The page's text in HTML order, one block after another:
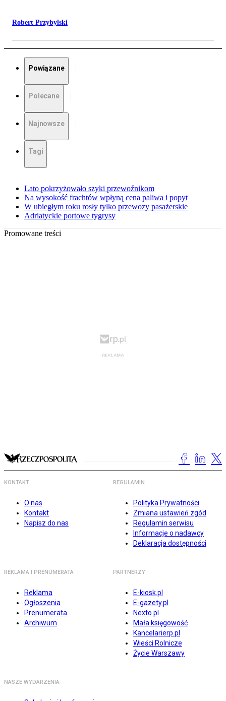
Robert Przybylski
Powiązane
Polecane
Najnowsze
Tagi
Lato pokrzyżowało szyki przewoźnikom
Na wysokość frachtów wpłyną cena paliwa i popyt
W ubiegłym roku rosły tylko przewozy pasażerskie
Adriatyckie portowe tygrysy
Promowane treści
KONTAKT
O nas
Kontakt
Napisz do nas
REGULAMIN
Polityka Prywatności
Zmiana ustawień zgód
Regulamin serwisu
Informacje o nadawcy
Deklaracja dostępności
REKLAMA I PRENUMERATA
Reklama
Ogłoszenia
Prenumerata
Archiwum
PARTNERZY
E-kiosk.pl
E-gazety.pl
Nexto.pl
Mała księgowość
Kancelarierp.pl
Wieści Rolnicze
Życie Warszawy
NASZE WYDARZENIA